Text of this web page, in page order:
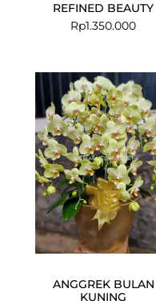
REFINED BEAUTY
Rp1.350.000
ANGGREK BULAN
KUNING
is: